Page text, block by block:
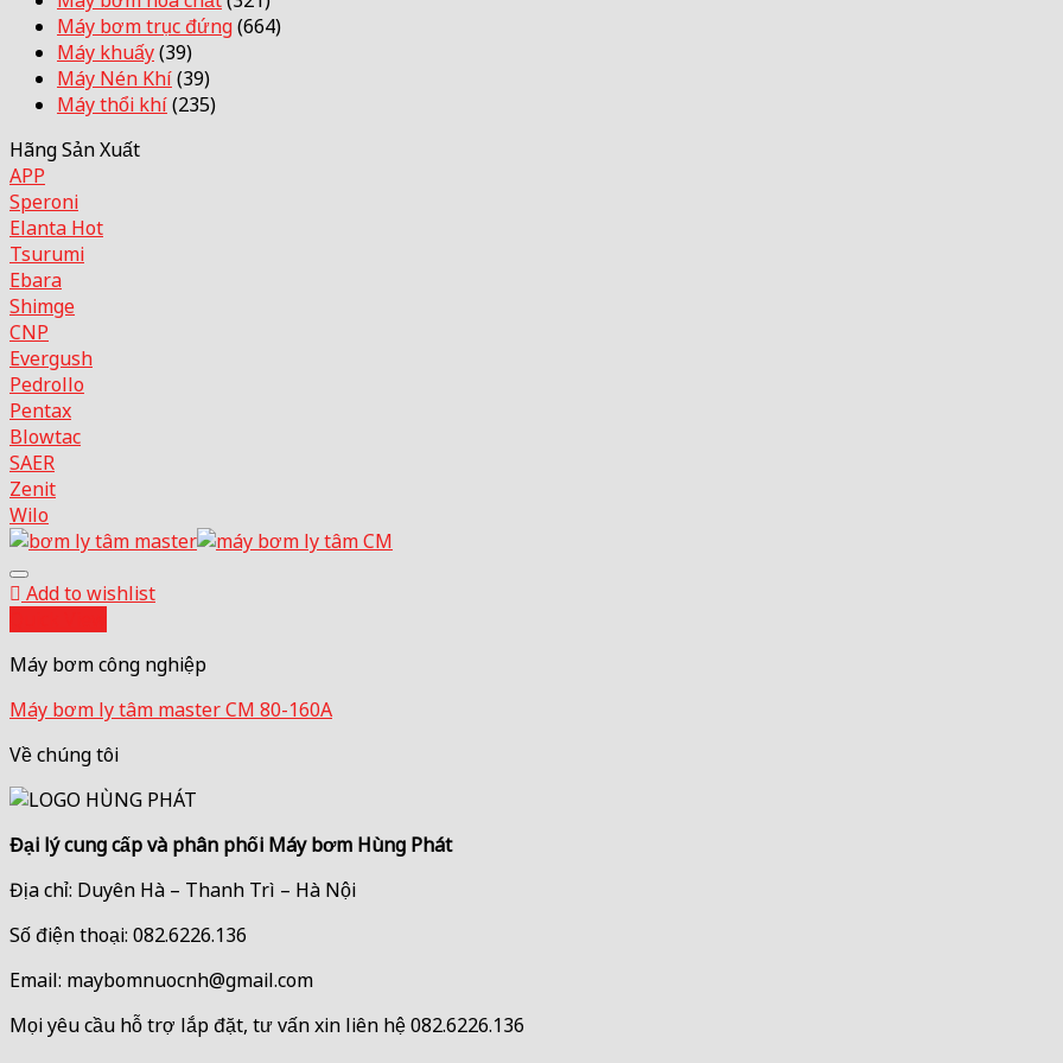
Máy bơm trục đứng(664)
Máy khuấy(39)
Máy Nén Khí(39)
Máy thổi khí(235)
Hãng Sản Xuất
APP
Speroni
Elanta
Tsurumi
Ebara
Shimge
CNP
Evergush
Pedrollo
Pentax
Blowtac
SAER
Zenit
Wilo
Add to wishlist
Máy bơm công nghiệp
Máy bơm ly tâm master CM 80-160A
Về chúng tôi
Đại lý cung cấp và phân phối Máy bơm Hùng Phát
Địa chỉ: Duyên Hà – Thanh Trì – Hà Nội
Số điện thoại: 082.6226.136
Email: maybomnuocnh@gmail.com
Mọi yêu cầu hỗ trợ lắp đặt, tư vấn xin liên hệ 082.6226.136